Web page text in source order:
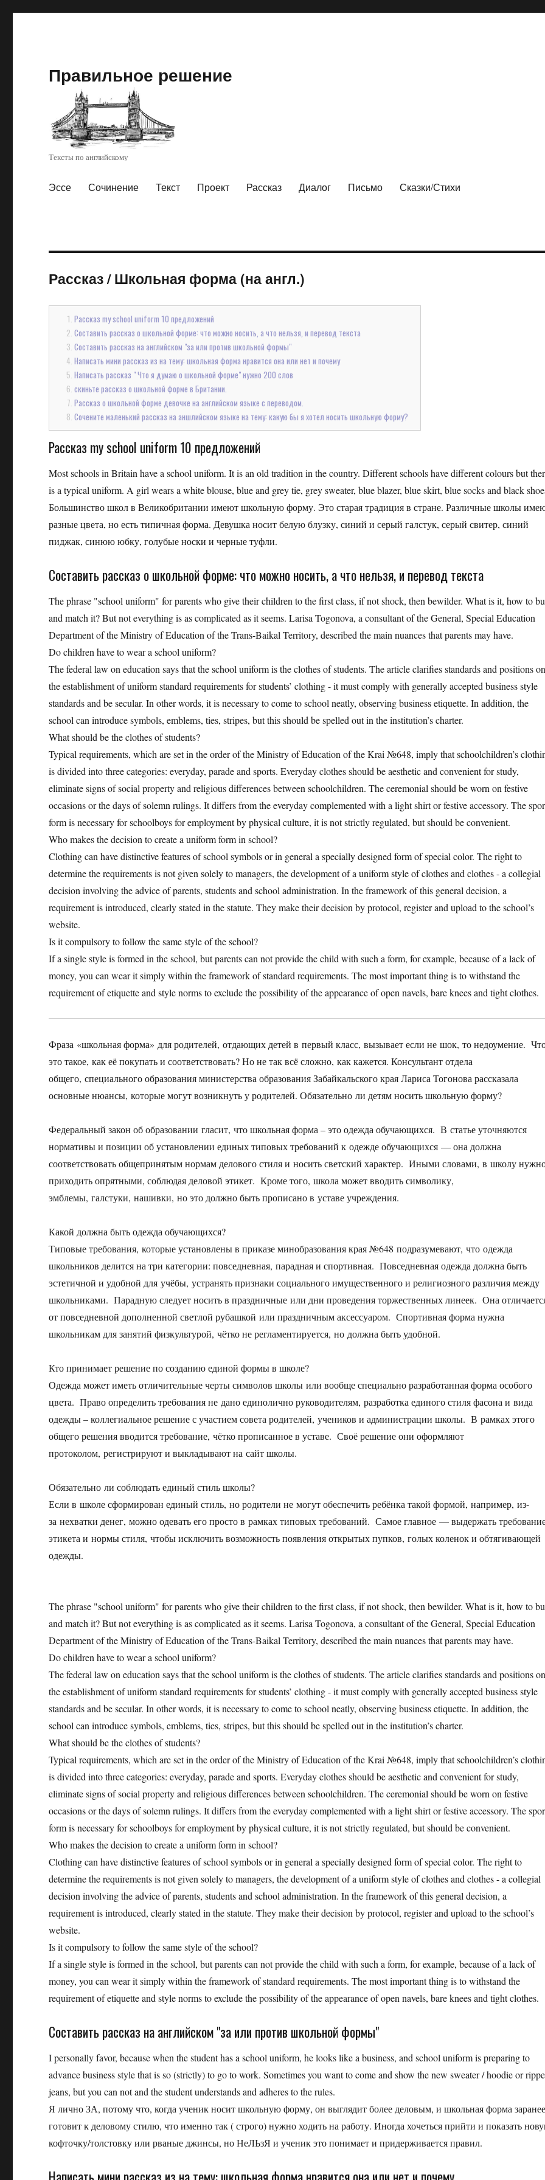
Правильное решение
Тексты по английскому
Эссе Сочинение Текст Проект Рассказ Диалог Письмо Сказки/Стихи
Рассказ/Школьная форма (на англ.)
Рассказ my school uniform 10 предложений
Составить рассказ о школьной форме: что можно носить, а что нельзя, и перевод текста
Составить рассказ на английском "за или против школьной формы"
Написать мини рассказ из на тему: школьная форма нравится она или нет и почему
Написать рассказ " Что я думаю о школьной форме" нужно 200 слов
скиньте рассказ о школьной форме в Британии.
Рассказ о школьной форме девочке на английском языке с переводом.
Сочените маленький рассказ на аншлийском языке на тему: какую бы я хотел носить школьную форму?
Рассказ my school uniform 10 предложений
Most schools in Britain have a school uniform. It is an old tradition in the country. Different schools have different colours but
is a typical uniform. A girl wears a white blouse, blue and grey tie, grey sweater, blue blazer, blue skirt, blue socks and black
Большинство школ в Великобритании имеют школьную форму. Это старая традиция в стране. Различные школы
разные цвета, но есть типичная форма. Девушка носит белую блузку, синий и серый галстук, серый свитер, синий
пиджак, синюю юбку, голубые носки и черные туфли.
Составить рассказ о школьной форме: что можно носить, а что нельзя, и перевод текста
The phrase "school uniform" for parents who give their children to the first class, if not shock, then bewilder. What is it, how to
and match it? But not everything is as complicated as it seems. Larisa Togonova, a consultant of the General, Special Education
Department of the Ministry of Education of the Trans-Baikal Territory, described the main nuances that parents may have.
Do children have to wear a school uniform?
The federal law on education says that the school uniform is the clothes of students. The article clarifies standards and positions
the establishment of uniform standard requirements for students’ clothing - it must comply with generally accepted business style
standards and be secular. In other words, it is necessary to come to school neatly, observing business etiquette. In addition, the
school can introduce symbols, emblems, ties, stripes, but this should be spelled out in the institution’s charter.
What should be the clothes of students?
Typical requirements, which are set in the order of the Ministry of Education of the Krai №648, imply that schoolchildren’s
is divided into three categories: everyday, parade and sports. Everyday clothes should be aesthetic and convenient for study,
eliminate signs of social property and religious differences between schoolchildren. The ceremonial should be worn on festive
occasions or the days of solemn rulings. It differs from the everyday complemented with a light shirt or festive accessory. The
form is necessary for schoolboys for employment by physical culture, it is not strictly regulated, but should be convenient.
Who makes the decision to create a uniform form in school?
Clothing can have distinctive features of school symbols or in general a specially designed form of special color. The right to
determine the requirements is not given solely to managers, the development of a uniform style of clothes and clothes - a collegial
decision involving the advice of parents, students and school administration. In the framework of this general decision, a
requirement is introduced, clearly stated in the statute. They make their decision by protocol, register and upload to the school’s
website.
Is it compulsory to follow the same style of the school?
If a single style is formed in the school, but parents can not provide the child with such a form, for example, because of a lack of
money, you can wear it simply within the framework of standard requirements. The most important thing is to withstand the
requirement of etiquette and style norms to exclude the possibility of the appearance of open navels, bare knees and tight clothes.
Фраза «школьная форма» для родителей, отдающих детей в первый класс, вызывает если не шок, то недоумение.
это такое, как её покупать и соответствовать? Но не так всё сложно, как кажется. Консультант отдела
общего, специального образования министерства образования Забайкальского края Лариса Тогонова рассказала
основные нюансы, которые могут возникнуть у родителей. Обязательно ли детям носить школьную форму?
Федеральный закон об образовании гласит, что школьная форма – это одежда обучающихся. В статье уточняются
нормативы и позиции об установлении единых типовых требований к одежде обучающихся — она должна
соответствовать общепринятым нормам делового стиля и носить светский характер. Иными словами, в школу
приходить опрятными, соблюдая деловой этикет. Кроме того, школа может вводить символику,
эмблемы, галстуки, нашивки, но это должно быть прописано в уставе учреждения.
Какой должна быть одежда обучающихся?
Типовые требования, которые установлены в приказе минобразования края №648 подразумевают, что одежда
школьников делится на три категории: повседневная, парадная и спортивная. Повседневная одежда должна быть
эстетичной и удобной для учёбы, устранять признаки социального имущественного и религиозного различия между
школьниками. Парадную следует носить в праздничные или дни проведения торжественных линеек. Она
от повседневной дополненной светлой рубашкой или праздничным аксессуаром. Спортивная форма нужна
школьникам для занятий физкультурой, чётко не регламентируется, но должна быть удобной.
Кто принимает решение по созданию единой формы в школе?
Одежда может иметь отличительные черты символов школы или вообще специально разработанная форма особого
цвета. Право определить требования не дано единолично руководителям, разработка единого стиля фасона и вида
одежды – коллегиальное решение с участием совета родителей, учеников и администрации школы. В рамках этого
общего решения вводится требование, чётко прописанное в уставе. Своё решение они оформляют
протоколом, регистрируют и выкладывают на сайт школы.
Обязательно ли соблюдать единый стиль школы?
Если в школе сформирован единый стиль, но родители не могут обеспечить ребёнка такой формой, например, из-
за нехватки денег, можно одевать его просто в рамках типовых требований. Самое главное — выдержать
этикета и нормы стиля, чтобы исключить возможность появления открытых пупков, голых коленок и обтягивающей
одежды.
The phrase "school uniform" for parents who give their children to the first class, if not shock, then bewilder. What is it, how to
and match it? But not everything is as complicated as it seems. Larisa Togonova, a consultant of the General, Special Education
Department of the Ministry of Education of the Trans-Baikal Territory, described the main nuances that parents may have.
Do children have to wear a school uniform?
The federal law on education says that the school uniform is the clothes of students. The article clarifies standards and positions
the establishment of uniform standard requirements for students’ clothing - it must comply with generally accepted business style
standards and be secular. In other words, it is necessary to come to school neatly, observing business etiquette. In addition, the
school can introduce symbols, emblems, ties, stripes, but this should be spelled out in the institution’s charter.
What should be the clothes of students?
Typical requirements, which are set in the order of the Ministry of Education of the Krai №648, imply that schoolchildren’s
is divided into three categories: everyday, parade and sports. Everyday clothes should be aesthetic and convenient for study,
eliminate signs of social property and religious differences between schoolchildren. The ceremonial should be worn on festive
occasions or the days of solemn rulings. It differs from the everyday complemented with a light shirt or festive accessory. The
form is necessary for schoolboys for employment by physical culture, it is not strictly regulated, but should be convenient.
Who makes the decision to create a uniform form in school?
Clothing can have distinctive features of school symbols or in general a specially designed form of special color. The right to
determine the requirements is not given solely to managers, the development of a uniform style of clothes and clothes - a collegial
decision involving the advice of parents, students and school administration. In the framework of this general decision, a
requirement is introduced, clearly stated in the statute. They make their decision by protocol, register and upload to the school’s
website.
Is it compulsory to follow the same style of the school?
If a single style is formed in the school, but parents can not provide the child with such a form, for example, because of a lack of
money, you can wear it simply within the framework of standard requirements. The most important thing is to withstand the
requirement of etiquette and style norms to exclude the possibility of the appearance of open navels, bare knees and tight clothes.
Составить рассказ на английском "за или против школьной формы"
I personally favor, because when the student has a school uniform, he looks like a business, and school uniform is preparing to
advance business style that is so (strictly) to go to work. Sometimes you want to come and show the new sweater / hoodie or
jeans, but you can not and the student understands and adheres to the rules.
Я лично ЗА, потому что, когда ученик носит школьную форму, он выглядит более деловым, и школьная форма
готовит к деловому стилю, что именно так ( строго) нужно ходить на работу. Иногда хочеться прийти и показать
кофточку/толстовку или рваные джинсы, но НеЛЬзЯ и ученик это понимает и придерживается правил.